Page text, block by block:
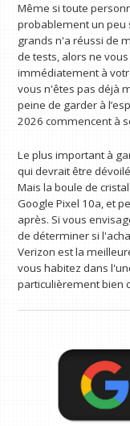
Même si toute
probablement un peu
grands n'a réussi de
de tests, alors ne
immédiatement à
vous n'êtes pas déjà
peine de garder à
2026 commencent à
Le plus important à
qui devrait être
Mais la boule de
Google Pixel 10a, et
après. Si vous
de déterminer si
Verizon est la
vous habitez dans
particulièrement bien